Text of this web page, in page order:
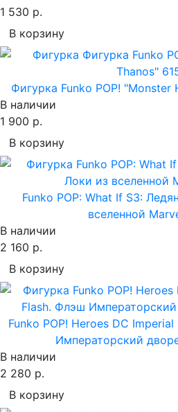
1 530 р.
В корзину
Фигурка Funko POP! "Monster
В наличии
1 900 р.
В корзину
Funko POP: What If S3:
вселенной
В наличии
2 160 р.
В корзину
Funko POP! Heroes DC
Императорский
В наличии
2 280 р.
В корзину